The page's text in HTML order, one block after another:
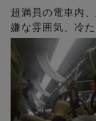
超満員の電車内
嫌な雰囲気、冷
いと思ったその
が・・・！